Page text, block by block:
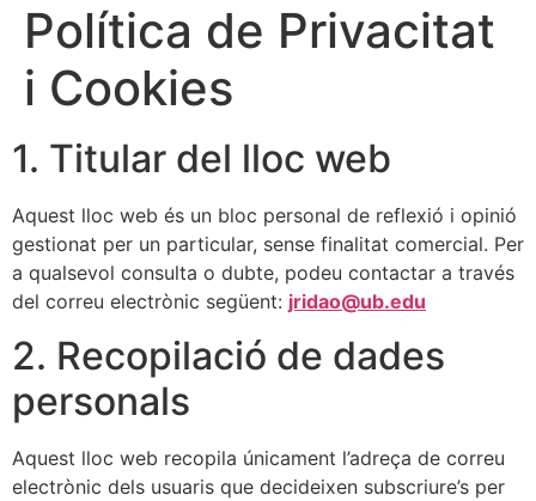
Política de Privacitat
i Cookies
1. Titular del lloc web
Aquest lloc web és un bloc personal de reflexió i opinió
gestionat per un particular, sense finalitat comercial. Per
a qualsevol consulta o dubte, podeu contactar a través
del correu electrònic següent: jridao@ub.edu
2. Recopilació de dades
personals
Aquest lloc web recopila únicament l’adreça de correu
electrònic dels usuaris que decideixen subscriure’s per